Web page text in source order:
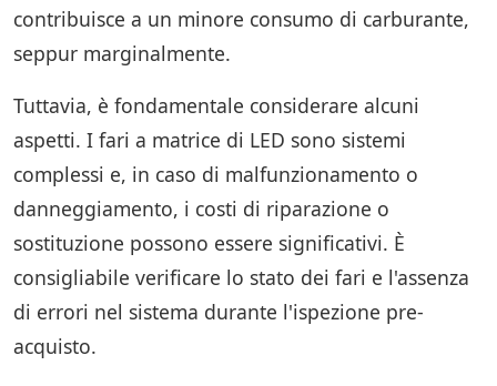
contribuisce a un minore consumo di carburante,
seppur marginalmente.
Tuttavia, è fondamentale considerare alcuni
aspetti. I fari a matrice di LED sono sistemi
complessi e, in caso di malfunzionamento o
danneggiamento, i costi di riparazione o
sostituzione possono essere significativi. È
consigliabile verificare lo stato dei fari e l'assenza
di errori nel sistema durante l'ispezione pre-
acquisto.